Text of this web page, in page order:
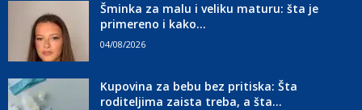
Šminka za malu i veliku maturu: šta je
primereno i kako...
04/08/2026
Kupovina za bebu bez pritiska: Šta
roditeljima zaista treba, a šta...